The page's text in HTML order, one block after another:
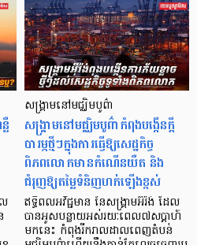
សង្គ្រាមនៅមជ្ឈិមបូព៌ា
សង្គ្រាមនៅមជ្ឈិមបូព៌ាកំពុងបង្កើនក្តី
បារម្ភថ្មីៗក្នុងការធ្វើឱ្យសេដ្ឋកិច្ច
ពិភពលោកមានកំណើនយឺត និង
ជំរុញឱ្យតម្លៃទំនិញហក់ឡើងខ្ពស់
ឥទ្ធិពលអវិជ្ជមាន នៃសង្គ្រាមអ៊ីរ៉ង់ ដែល
បានអូសបន្លាយអស់រយៈពេល៧សប្តាហ៍
មកនេះ កំពុងរីករាលដាលពេញតំបន់